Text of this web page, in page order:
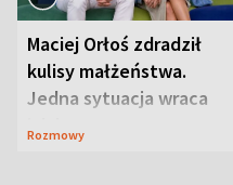
Maciej Orłoś zdradził
kulisy małżeństwa.
Jedna sytuacja wraca
jak bumerang
Rozmowy